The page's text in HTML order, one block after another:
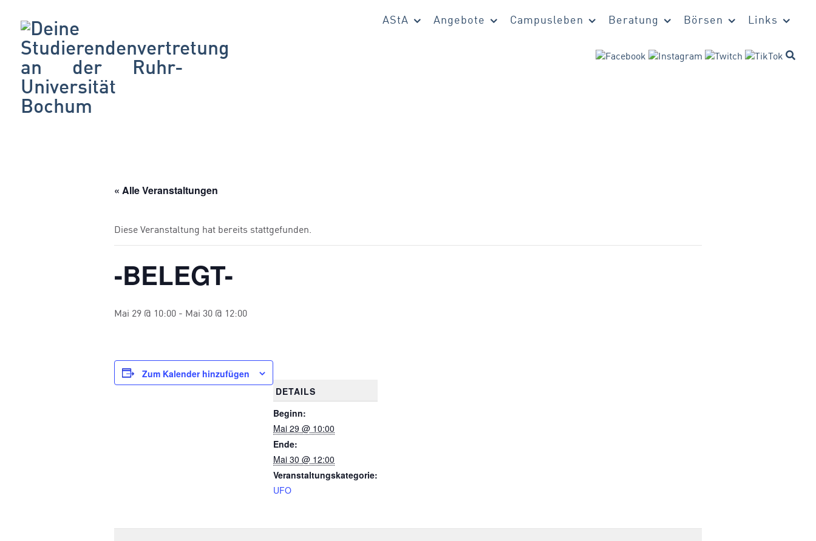
AStA Angebote Campusleben Beratung Börsen Links
« Alle Veranstaltungen
Diese Veranstaltung hat bereits stattgefunden.
-BELEGT-
Mai 29 @ 10:00 - Mai 30 @ 12:00
Zum Kalender hinzufügen
DETAILS
Beginn:
Mai 29 @ 10:00
Ende:
Mai 30 @ 12:00
Veranstaltungskategorie:
UFO